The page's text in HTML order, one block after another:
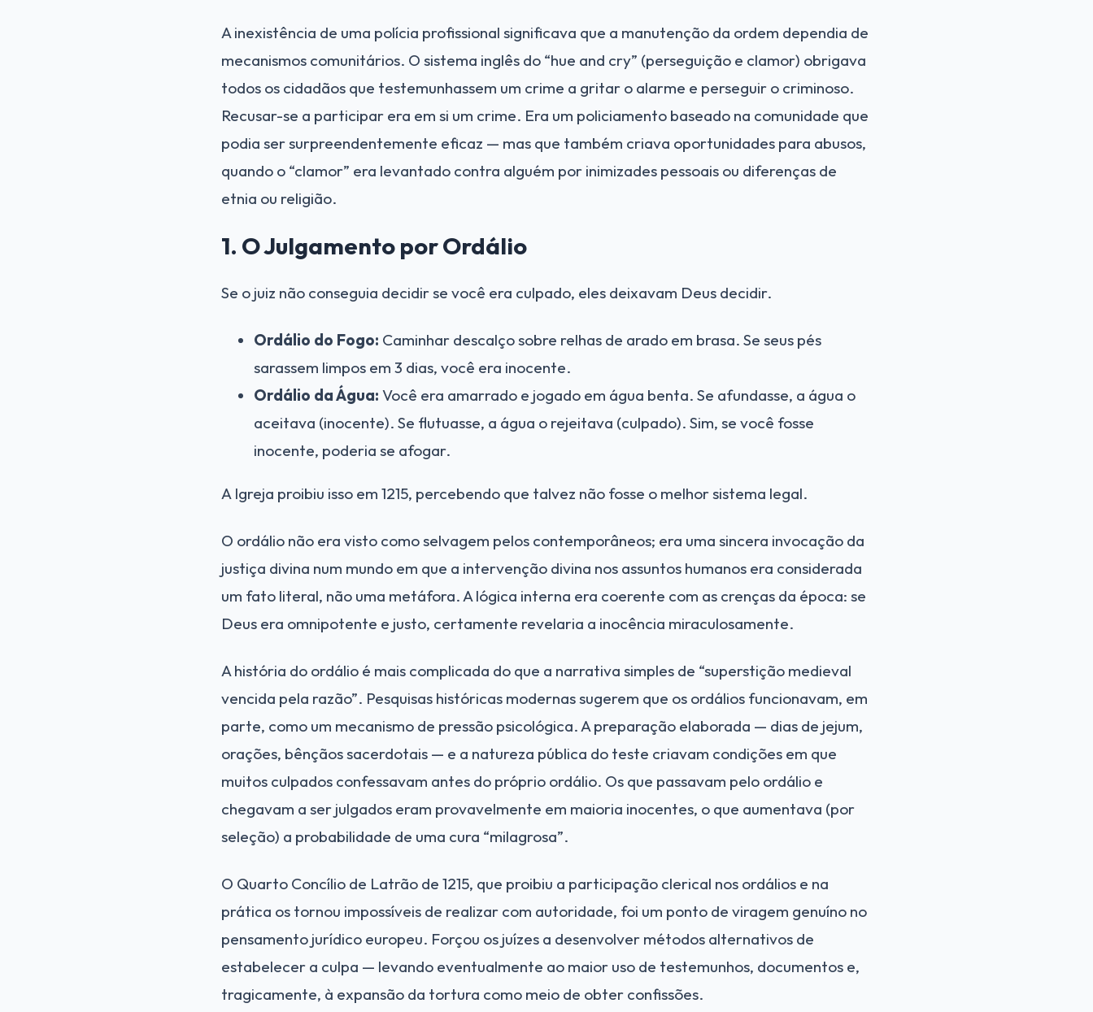
A inexistência de uma polícia profissional significava que a manutenção da ordem dependia de
mecanismos comunitários. O sistema inglês do “hue and cry” (perseguição e clamor) obrigava
todos os cidadãos que testemunhassem um crime a gritar o alarme e perseguir o criminoso.
Recusar-se a participar era em si um crime. Era um policiamento baseado na comunidade que
podia ser surpreendentemente eficaz — mas que também criava oportunidades para abusos,
quando o “clamor” era levantado contra alguém por inimizades pessoais ou diferenças de
etnia ou religião.
1. O Julgamento por Ordálio
Se o juiz não conseguia decidir se você era culpado, eles deixavam Deus decidir.
Ordálio do Fogo: Caminhar descalço sobre relhas de arado em brasa. Se seus pés
sarassem limpos em 3 dias, você era inocente.
Ordálio da Água: Você era amarrado e jogado em água benta. Se afundasse, a água o
aceitava (inocente). Se flutuasse, a água o rejeitava (culpado). Sim, se você fosse
inocente, poderia se afogar.
A Igreja proibiu isso em 1215, percebendo que talvez não fosse o melhor sistema legal.
O ordálio não era visto como selvagem pelos contemporâneos; era uma sincera invocação da
justiça divina num mundo em que a intervenção divina nos assuntos humanos era considerada
um fato literal, não uma metáfora. A lógica interna era coerente com as crenças da época: se
Deus era omnipotente e justo, certamente revelaria a inocência miraculosamente.
A história do ordálio é mais complicada do que a narrativa simples de “superstição medieval
vencida pela razão”. Pesquisas históricas modernas sugerem que os ordálios funcionavam, em
parte, como um mecanismo de pressão psicológica. A preparação elaborada — dias de jejum,
orações, bênçãos sacerdotais — e a natureza pública do teste criavam condições em que
muitos culpados confessavam antes do próprio ordálio. Os que passavam pelo ordálio e
chegavam a ser julgados eram provavelmente em maioria inocentes, o que aumentava (por
seleção) a probabilidade de uma cura “milagrosa”.
O Quarto Concílio de Latrão de 1215, que proibiu a participação clerical nos ordálios e na
prática os tornou impossíveis de realizar com autoridade, foi um ponto de viragem genuíno no
pensamento jurídico europeu. Forçou os juízes a desenvolver métodos alternativos de
estabelecer a culpa — levando eventualmente ao maior uso de testemunhos, documentos e,
tragicamente, à expansão da tortura como meio de obter confissões.